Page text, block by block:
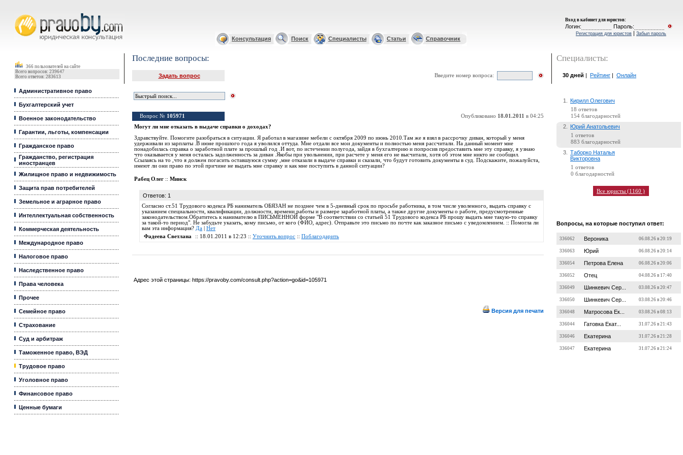
Вход в кабинет для юристов:
Логин: Пароль:
Регистрация для юристов | Забыл пароль
Консультация Поиск Специалисты Статьи Справочник
366 пользователей на сайте
Всего вопросов: 239647
Всего ответов: 283613
Административное право
Бухгалтерский учет
Военное законодательство
Гарантии, льготы, компенсации
Гражданское право
Гражданство, регистрация
иностранцев
Жилищное право и недвижимость
Защита прав потребителей
Земельное и аграрное право
Интеллектуальная собственность
Коммерческая деятельность
Международное право
Налоговое право
Наследственное право
Права человека
Прочее
Семейное право
Страхование
Суд и арбитраж
Таможенное право, ВЭД
Трудовое право
Уголовное право
Финансовое право
Ценные бумаги
Последние вопросы:
Задать вопрос Введите номер вопроса:
Вопрос № 105971 Опубликовано 18.01.2011 в 04:25
Могут ли мне отказать в выдаче справки о доходах?
Здравствуйте. Помогите разобраться в ситуации. Я работал в магазине мебели с октября 2009 по июнь 2010.Там же я взял в рассрочку диван, который у меня
удерживали из зарплаты .В июне прошлого года я уволился оттуда. Мне отдали все мои документы и полностью меня рассчитали. На данный момент мне
понадобилась справка о заработной плате за прошлый год .И вот, по истечении полугода, зайдя в бухгалтерию и попросив предоставить мне эту справку, я узнаю
что оказывается у меня осталась задолженность за диван .Якобы при увольнении, при расчете у меня его не высчитали, хотя об этом мне никто не сообщил.
Ссылаясь на то ,что я должен погасить оставшуюся сумму ,мне отказали в выдаче справки и сказали, что будут готовить документы в суд. Подскажите, пожалуйста,
имеют ли они право по этой причине не выдать мне справку и как мне поступить в данной ситуации?
Рабец Олег :: Минск
Ответов: 1
Согласно ст.51 Трудового кодекса РБ наниматель ОБЯЗАН не позднее чем в 5-дневный срок по просьбе работника, в том числе уволенного, выдать справку с
указанием специальности, квалификации, должности, времени работы и размере заработной платы, а также другие документы о работе, предусмотренные
законодательством.Обратитесь к нанимателю в ПИСЬМЕННОЙ форме "В соответствии со статьей 51 Трудового кодекса РБ прошу выдать мне такую-то справку
за такой-то период". Не забудьте указать, кому письмо, от кого (ФИО, адрес). Отправьте это письмо по почте как заказное письмо с уведомлением. :: Помогла ли
вам эта информация? Да
Нет
Фадеева Светлана
:: 18.01.2011 в 12:23 :: Уточнить вопрос :: Поблагодарить
Адрес этой страницы: https://pravoby.com/consult.php?action=go&id=105971
Версия для печати
Специалисты:
30 дней Рейтинг Онлайн
1. Кирилл Олегович
18 ответов
154 благодарностей
2. Юрий Анатольевич
1 ответов
883 благодарностей
3.
Таборко Наталья
Викторовна
1 ответов
0 благодарностей
Все юристы (1160 )
Вопросы, на которые поступил ответ:
336062 Вероника 06.08.26 в 20:19
336063 Юрий 06.08.26 в 20:14
336054 Петрова Елена 06.08.26 в 20:06
336052 Отец 04.08.26 в 17:40
336049 Шинкевич Сер... 03.08.26 в 20:47
336050 Шинкевич Сер... 03.08.26 в 20:46
336048 Матросова Ек... 03.08.26 в 08:13
336044 Гатовка Екат... 31.07.26 в 21:43
336046 Екатерина 31.07.26 в 21:28
336047 Екатерина 31.07.26 в 21:24